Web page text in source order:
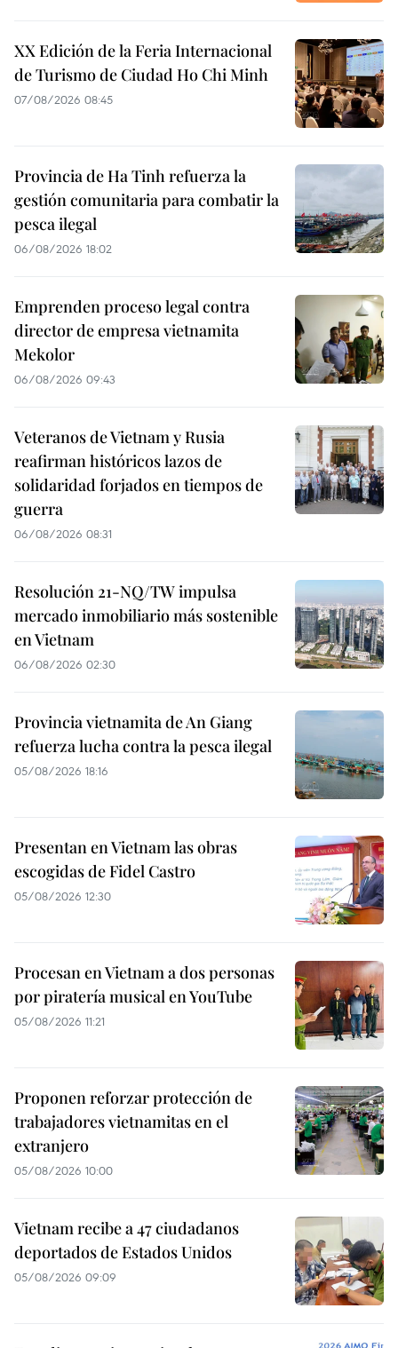
XX Edición de la Feria Internacional
de Turismo de Ciudad Ho Chi Minh
07/08/2026 08:45
Provincia de Ha Tinh refuerza la
gestión comunitaria para combatir la
pesca ilegal
06/08/2026 18:02
Emprenden proceso legal contra
director de empresa vietnamita
Mekolor
06/08/2026 09:43
Veteranos de Vietnam y Rusia
reafirman históricos lazos de
solidaridad forjados en tiempos de
guerra
06/08/2026 08:31
Resolución 21-NQ/TW impulsa
mercado inmobiliario más sostenible
en Vietnam
06/08/2026 02:30
Provincia vietnamita de An Giang
refuerza lucha contra la pesca ilegal
05/08/2026 18:16
Presentan en Vietnam las obras
escogidas de Fidel Castro
05/08/2026 12:30
Procesan en Vietnam a dos personas
por piratería musical en YouTube
05/08/2026 11:21
Proponen reforzar protección de
trabajadores vietnamitas en el
extranjero
05/08/2026 10:00
Vietnam recibe a 47 ciudadanos
deportados de Estados Unidos
05/08/2026 09:09